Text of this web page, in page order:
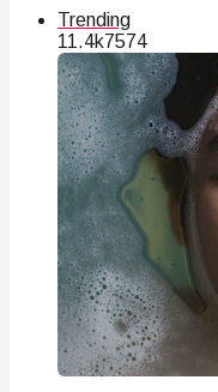
Trending
11.4k7574